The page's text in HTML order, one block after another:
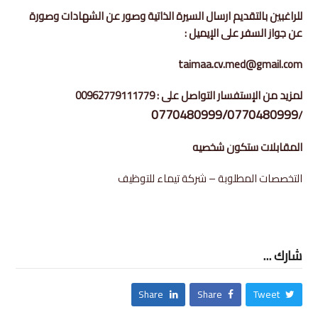
للراغبين بالتقديم ارسال السيرة الذاتية وصور عن الشهادات وصورة
عن جواز السفر على الإيميل :
taimaa.cv.med@gmail.com
لمزيد من الإستفسار التواصل على : 00962779111779
/
0770480999/0770480999
المقابلات ستكون شخصيه
التخصصات المطلوبة – شركة تيماء للتوظيف
شارك ...
Tweet
Share
Share